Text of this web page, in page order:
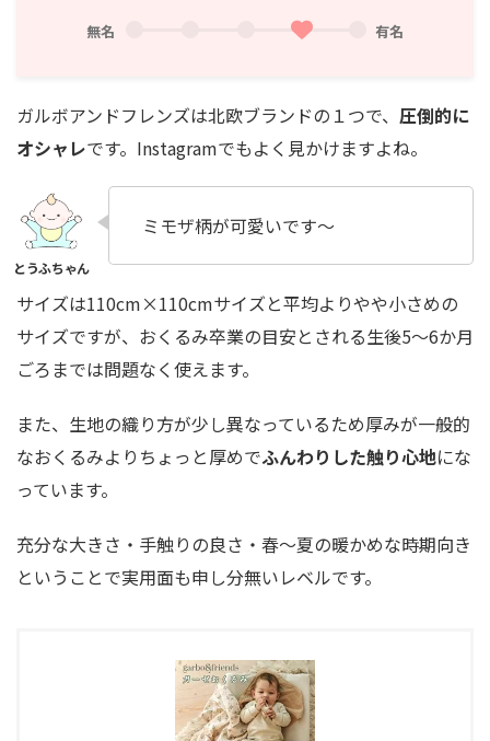
無名 有名
ガルボアンドフレンズは北欧ブランドの１つで、 圧倒的に
オシャレです。Instagramでもよく見かけますよね。
ミモザ柄が可愛いです〜
サイズは110cm×110cmサイズと平均よりやや小さめの
サイズですが、おくるみ卒業の目安とされる生後5～6か月
ごろまでは問題なく使えます。
また、生地の織り方が少し異なっているため厚みが一般的
なおくるみよりちょっと厚めでふんわりした触り心地にな
っています。
充分な大きさ・手触りの良さ・春〜夏の暖かめな時期向き
ということで実用面も申し分無いレベルです。